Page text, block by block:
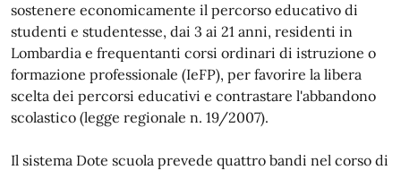
sostenere economicamente il percorso educativo di
studenti e studentesse, dai 3 ai 21 anni, residenti in
Lombardia e frequentanti corsi ordinari di istruzione o
formazione professionale (IeFP), per favorire la libera
scelta dei percorsi educativi e contrastare l'abbandono
scolastico (legge regionale n. 19/2007).
Il sistema Dote scuola prevede quattro bandi nel corso di